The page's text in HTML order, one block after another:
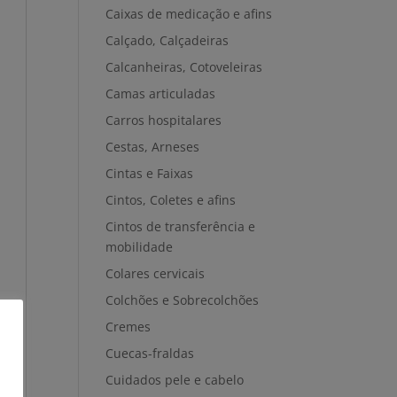
Caixas de medicação e afins
Calçado, Calçadeiras
Calcanheiras, Cotoveleiras
Camas articuladas
Carros hospitalares
Cestas, Arneses
Cintas e Faixas
Cintos, Coletes e afins
Cintos de transferência e
mobilidade
Colares cervicais
Colchões e Sobrecolchões
Cremes
Cuecas-fraldas
Cuidados pele e cabelo